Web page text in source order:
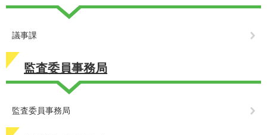
議事課
監査委員事務局
監査委員事務局